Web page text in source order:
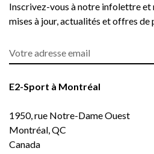
Inscrivez-vous à notre infolettre et
mises à jour, actualités et offres
E2-Sport à Montréal
1950, rue Notre-Dame Ouest
Montréal, QC
Canada